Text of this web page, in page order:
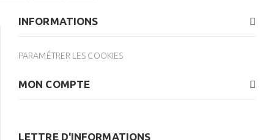
INFORMATIONS
PARAMÉTRER LES COOKIES
MON COMPTE
LETTRE D'INFORMATIONS